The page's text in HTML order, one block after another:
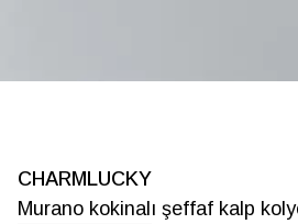
CHARMLUCKY
Murano kokinalı şeffaf kalp